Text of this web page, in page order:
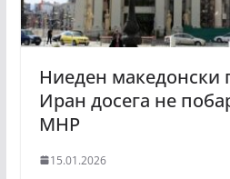
Ниеден македонски
Иран досега не
МНР
15.01.2026